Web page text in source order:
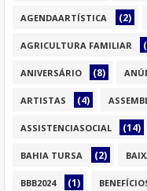
AGENDAARTÍSTICA (2)
AGRICULTURA FAMILIAR
ANIVERSÁRIO (8)
ARTISTAS (4)
ASSISTENCIASOCIAL (14)
BAHIA TURSA (2)
BBB2024 (1)